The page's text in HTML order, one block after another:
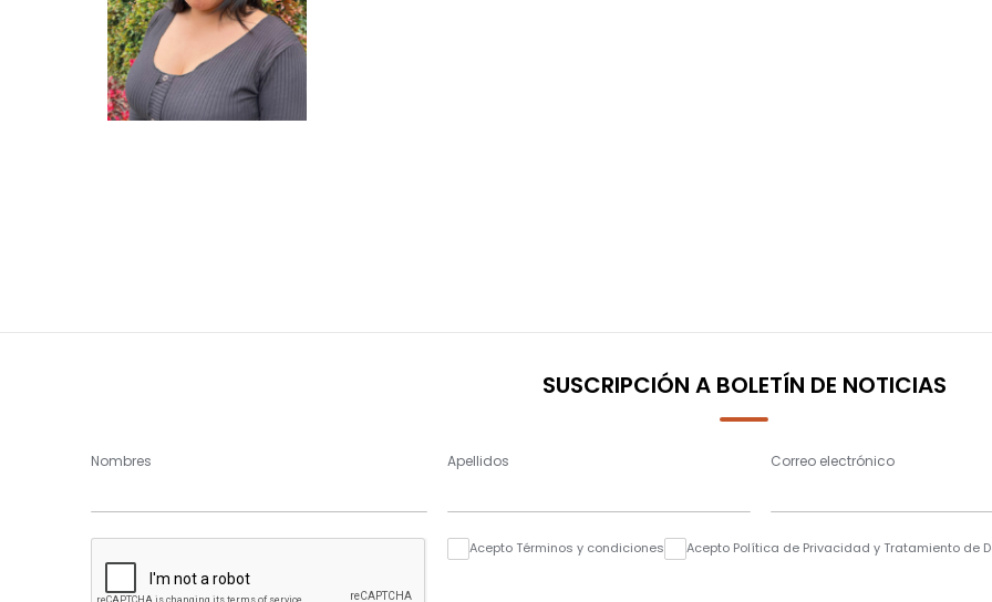
SUSCRIPCIÓN A BOLETÍN DE NOTICIAS
Nombres Apellidos Correo electrónico
Acepto Términos y condiciones Acepto Política de Privacidad y Tratamiento de